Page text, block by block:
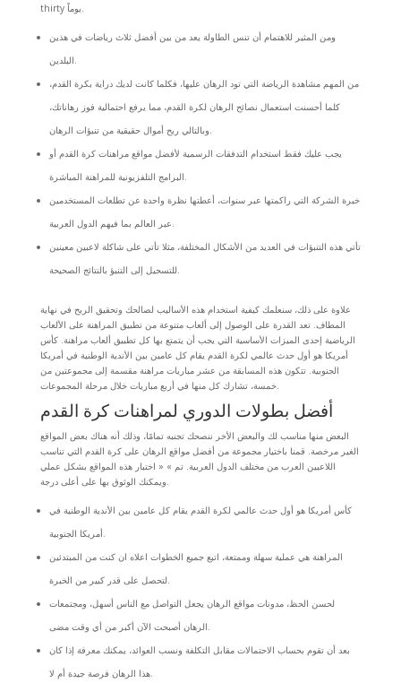
thirty يوماً.
ومن المثير للاهتمام أن تنس الطاولة يعد من بين أفضل ثلاث رياضات في هذين
البلدين.
من المهم مشاهدة الرياضة التي تود الرهان عليها، فكلما كانت لديك دراية بكرة القدم،
كلما أحسنت استعمال نصائح الرهان لكرة القدم، مما يرفع احتمالية فوز رهاناتك،
وبالتالي ربح أموال حقيقية من تنبؤات الرهان.
يجب عليك فقط استخدام التدفقات الرسمية لأفضل مواقع مراهنات كرة القدم أو
البرامج التلفزيونية للمراهنة المباشرة.
خبرة الشركة التي راكمتها عبر سنوات، أعطتها نظرة واحدة عن تطلعات المستخدمين
عبر العالم بما فيهم الدول العربية.
تأتي هذه التنبؤات في العديد من الأشكال المختلفة، مثلا تأتي على شاكلة لاعبين معينين
للتسجيل إلى التنبؤ بالنتائج الصحيحة.
علاوة على ذلك، سنعلمك كيفية استخدام هذه الأساليب لصالحك وتحقيق الربح في نهاية
المطاف. تعد القدرة على الوصول إلى ألعاب متنوعة من تطبيق المراهنة على الألعاب
الرياضية إحدى الميزات الأساسية التي يجب أن يتمتع بها كل تطبيق ألعاب مراهنة. كأس
أمريكا هو أول حدث عالمي لكرة القدم يقام كل عامين بين الأندية الوطنية في أمريكا
الجنوبية. تتكون هذه المسابقة من عشر مباريات مراهنة مقسمة إلى مجموعتين من
خمسة، تشارك كل منها في أربع مباريات خلال مرحلة المجموعات.
أفضل بطولات الدوري لمراهنات كرة القدم
البعض منها مناسب لك والبعض الأخر ننصحك تجنبه تمامًا، وذلك أنه هناك بعض المواقع
الغير مرخصة. قمنا باختيار مجموعة من أفضل مواقع الرهان على كرة القدم التي تناسب
اللاعبين العرب من مختلف الدول العربية. تم » « اختبار هذه المواقع بشكل عملي
ويمكنك الوثوق بها على أعلى درجة.
كأس أمريكا هو أول حدث عالمي لكرة القدم يقام كل عامين بين الأندية الوطنية في
أمريكا الجنوبية.
المراهنة هي عملية سهلة وممتعة، اتبع جميع الخطوات اعلاه ان كنت من المبتدئين
لتحصل على قدر كبير من الخبرة.
لحسن الحظ، مدونات مواقع الرهان يجعل التواصل مع الناس أسهل، ومجتمعات
الرهان أصبحت الآن أكبر من أي وقت مضى.
بعد أن تقوم بحساب الاحتمالات مقابل التكلفة ونسب العوائد، يمكنك معرفة إذا كان
هذا الرهان فرصة جيدة أم لا.